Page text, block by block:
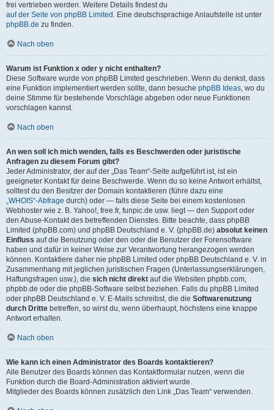
frei vertrieben werden. Weitere Details findest du
auf der Seite von phpBB Limited . Eine deutschsprachige Anlaufstelle ist unter
phpBB.de zu finden.
Nach oben
Warum ist Funktion x oder y nicht enthalten?
Diese Software wurde von phpBB Limited geschrieben. Wenn du denkst, dass
eine Funktion implementiert werden sollte, dann besuche phpBB Ideas, wo du
deine Stimme für bestehende Vorschläge abgeben oder neue Funktionen
vorschlagen kannst.
Nach oben
An wen soll ich mich wenden, falls es Beschwerden oder juristische
Anfragen zu diesem Forum gibt?
Jeder Administrator, der auf der „Das Team“-Seite aufgeführt ist, ist ein
geeigneter Kontakt für deine Beschwerde. Wenn du so keine Antwort erhältst,
solltest du den Besitzer der Domain kontaktieren (führe dazu eine
„WHOIS“-Abfrage durch) oder — falls diese Seite bei einem kostenlosen
Webhoster wie z. B. Yahoo!, free.fr, funpic.de usw. liegt — den Support oder
den Abuse-Kontakt des betreffenden Dienstes. Bitte beachte, dass phpBB
Limited (phpBB.com) und phpBB Deutschland e. V. (phpBB.de) absolut keinen
Einfluss auf die Benutzung oder den oder die Benutzer der Forensoftware
haben und dafür in keiner Weise zur Verantwortung herangezogen werden
können. Kontaktiere daher nie phpBB Limited oder phpBB Deutschland e. V. in
Zusammenhang mit jeglichen juristischen Fragen (Unterlassungserklärungen,
Haftungsfragen usw.), die sich nicht direkt auf die Websiten phpbb.com,
phpbb.de oder die phpBB-Software selbst beziehen. Falls du phpBB Limited
oder phpBB Deutschland e. V. E-Mails schreibst, die die Softwarenutzung
durch Dritte betreffen, so wirst du, wenn überhaupt, höchstens eine knappe
Antwort erhalten.
Nach oben
Wie kann ich einen Administrator des Boards kontaktieren?
Alle Benutzer des Boards können das Kontaktformular nutzen, wenn die
Funktion durch die Board-Administration aktiviert wurde.
Mitglieder des Boards können zusätzlich den Link „Das Team“ verwenden.